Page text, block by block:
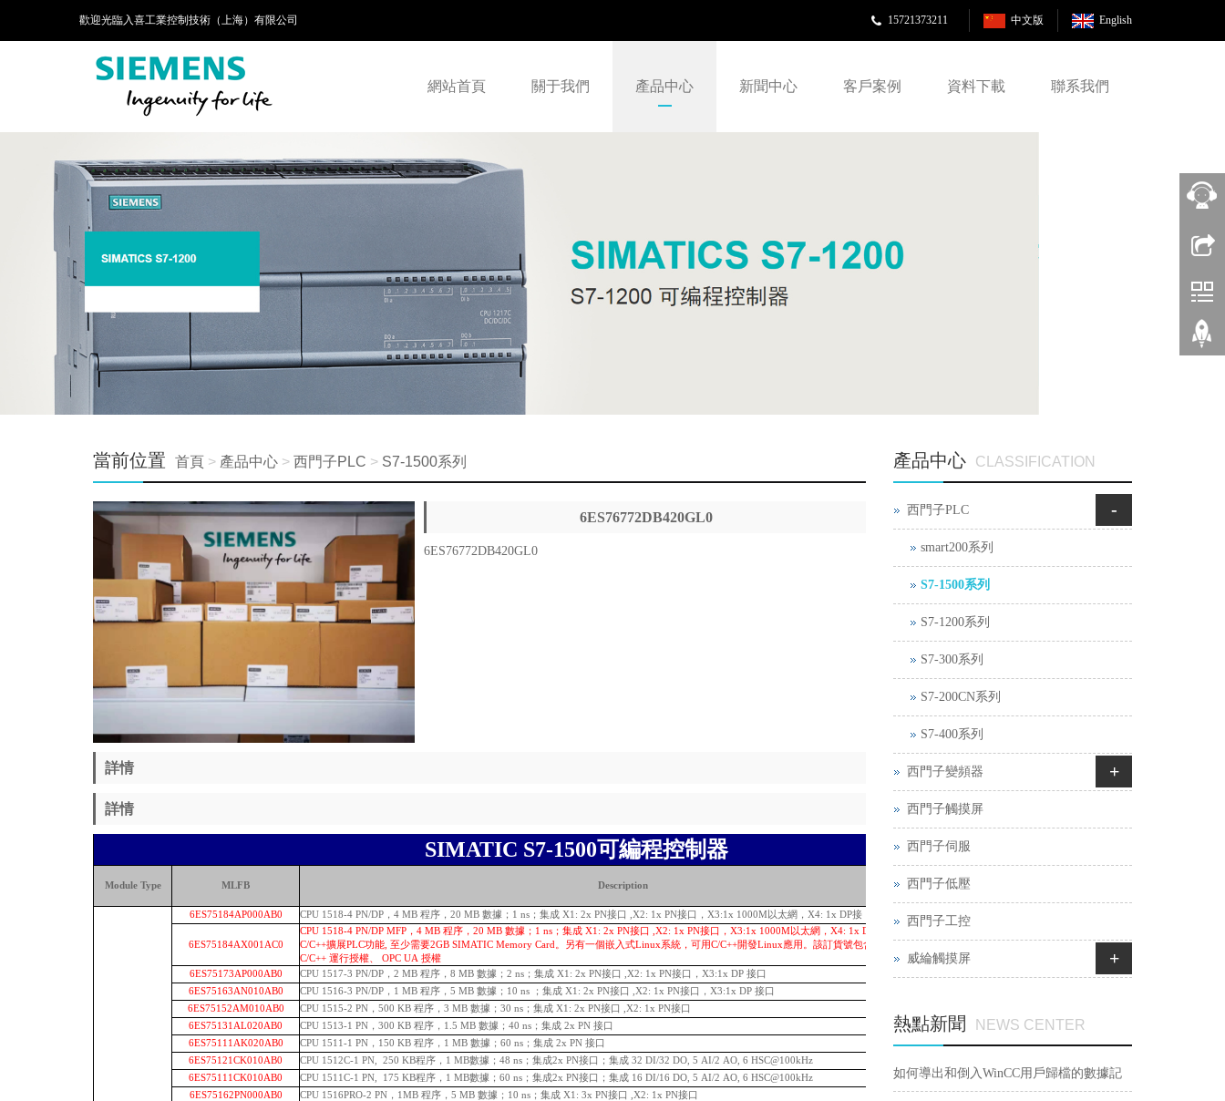
歡迎光臨入喜工業控制技術（上海）有限公司 English
中文版
15721373211
網站首頁 關于我們 產品中心 新聞中心 客戶案例 資料下載 聯系我們
當前位置 首頁 > 產品中心 > 西門子PLC > S7-1500系列
6ES76772DB420GL0
6ES76772DB420GL0
詳情
詳情
SIMATIC S7-1500可編程控制器
Module Type MLFB Description
Price in RMB (incl. VAT)
6ES75184AP000AB0 CPU 1518-4 PN/DP，4 MB 程序，20 MB 數據；1 ns；集成 X1: 2x PN接口 ,X2: 1x PN接口，X3:1x 1000M以太網，X4: 1x DP接
6ES75184AX001AC0
CPU 1518-4 PN/DP MFP，4 MB 程序，20 MB 數據；1 ns；集成 X1: 2x PN接口 ,X2: 1x PN接口，X3:1x 1000M以太網，X4: 1x DP 接口; 可
C/C++擴展PLC功能, 至少需要2GB SIMATIC Memory Card。另有一個嵌入式Linux系統，可用C/C++開發Linux應用。該訂貨號包含MFP CPU、
C/C++ 運行授權、 OPC UA 授權
6ES75173AP000AB0 CPU 1517-3 PN/DP，2 MB 程序，8 MB 數據；2 ns；集成 X1: 2x PN接口 ,X2: 1x PN接口，X3:1x DP 接口
6ES75163AN010AB0
CPU 1516-3 PN/DP，1 MB 程序，5 MB 數據；10 ns ；集成 X1: 2x PN接口 ,X2: 1x PN接口，X3:1x DP 接口
6ES75152AM010AB0
CPU 1515-2 PN，500 KB 程序，3 MB 數據；30 ns；集成 X1: 2x PN接口 ,X2: 1x PN接口
6ES75131AL020AB0
CPU 1513-1 PN，300 KB 程序，1.5 MB 數據；40 ns；集成 2x PN 接口
17,433.29
6ES75111AK020AB0
CPU 1511-1 PN，150 KB 程序，1 MB 數據；60 ns；集成 2x PN 接口
7,832.35
6ES75121CK010AB0
CPU 1512C-1 PN, 250 KB程序，1 MB數據；48 ns；集成2x PN接口；集成 32 DI/32 DO, 5 AI/2 AO, 6 HSC@100kHz
6ES75111CK010AB0
CPU 1511C-1 PN, 175 KB程序，1 MB數據；60 ns；集成2x PN接口；集成 16 DI/16 DO, 5 AI/2 AO, 6 HSC@100kHz
14,527.74
6ES75162PN000AB0
CPU 1516PRO-2 PN，1MB 程序，5 MB 數據；10 ns；集成 X1: 3x PN接口 ,X2: 1x PN接口
39,161.74
產品中心 CLASSIFICATION
西門子PLC -
smart200系列
S7-1500系列
S7-1200系列
S7-300系列
S7-200CN系列
S7-400系列
西門子變頻器 +
西門子觸摸屏
西門子伺服
西門子低壓
西門子工控
威綸觸摸屏 +
熱點新聞 NEWS CENTER
如何導出和倒入WinCC用戶歸檔的數據記